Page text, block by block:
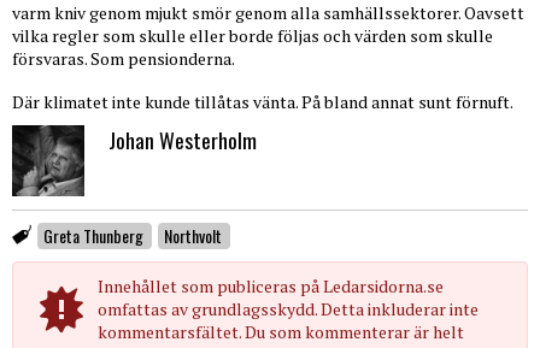
varm kniv genom mjukt smör genom alla samhällssektorer. Oavsett
vilka regler som skulle eller borde följas och värden som skulle
försvaras. Som pensionderna.
Där klimatet inte kunde tillåtas vänta. På bland annat sunt förnuft.
Johan Westerholm
Greta Thunberg Northvolt
Innehållet som publiceras på Ledarsidorna.se
omfattas av grundlagsskydd. Detta inkluderar inte
kommentarsfältet. Du som kommenterar är helt